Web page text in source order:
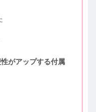
がアップする付属